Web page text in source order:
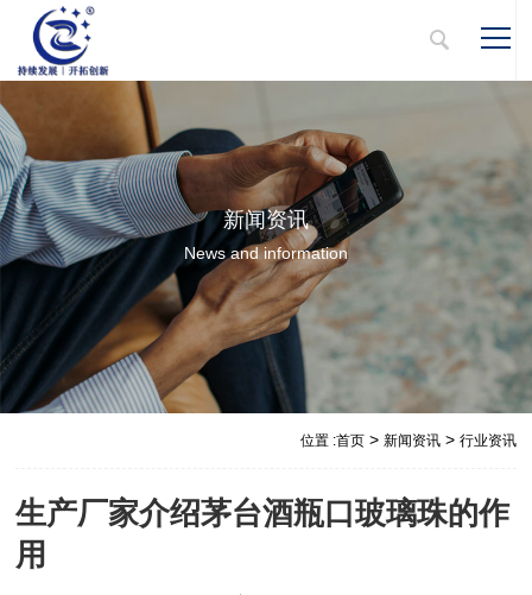
新闻资讯
News and information
位置 :首页> 新闻资讯> 行业资讯
生产厂家介绍茅台酒瓶口玻璃珠的作
用